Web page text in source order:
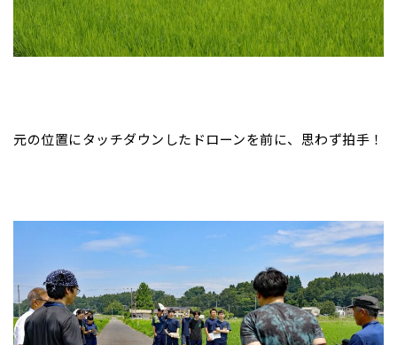
元の位置にタッチダウンしたドローンを前に、思わず拍手！